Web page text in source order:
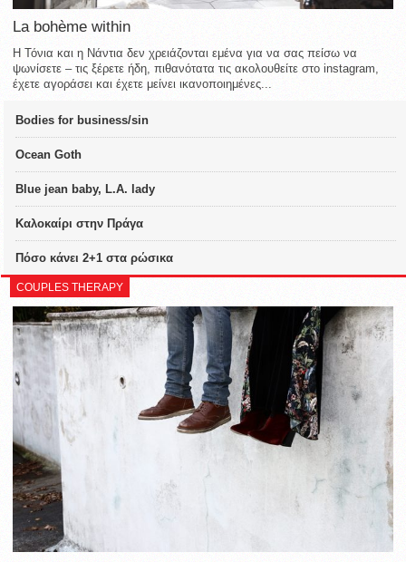
La bohème within
Η Τόνια και η Νάντια δεν χρειάζονται εμένα για να σας πείσω να
ψωνίσετε – τις ξέρετε ήδη, πιθανότατα τις ακολουθείτε στο instagram,
έχετε αγοράσει και έχετε μείνει ικανοποιημένες...
Bodies for business/sin
Ocean Goth
Blue jean baby, L.A. lady
Καλοκαίρι στην Πράγα
Πόσο κάνει 2+1 στα ρώσικα
COUPLES THERAPY